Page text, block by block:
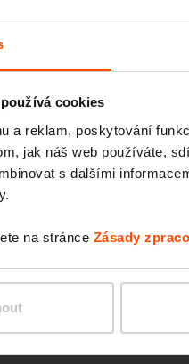
cookies
a reklam, poskytování
jak náš web používáte,
s dalšími
na stránce Zásady